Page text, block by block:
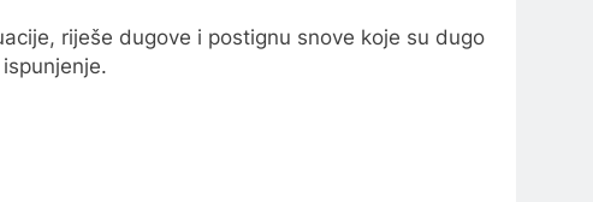
riješe dugove i postignu snove koje su dugo